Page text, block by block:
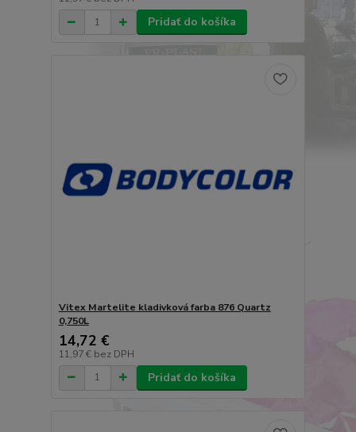
Pridať do košíka
Vitex Martelite kladivková farba 876 Quartz
0,750L
14,72 €
11,97 € bez DPH
Pridať do košíka